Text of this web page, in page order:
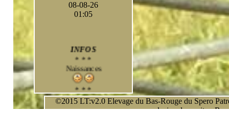
08-08-26
01:05
INFOS
* * *
Naissances
* * *
A suivre
- photos
©2015 LT:v2.0 Elevage du Bas-Rouge du Spero
exclusive de ce site -